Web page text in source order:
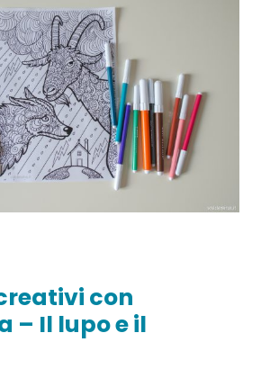
con
– Il lupo e il